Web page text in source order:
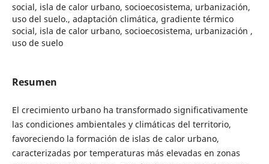
social, isla de calor urbano, socioecosistema, urbanización,
uso del suelo., adaptación climática, gradiente térmico
social, isla de calor urbano, socioecosistema, urbanización ,
uso de suelo
Resumen
El crecimiento urbano ha transformado significativamente
las condiciones ambientales y climáticas del territorio,
favoreciendo la formación de islas de calor urbano,
caracterizadas por temperaturas más elevadas en zonas